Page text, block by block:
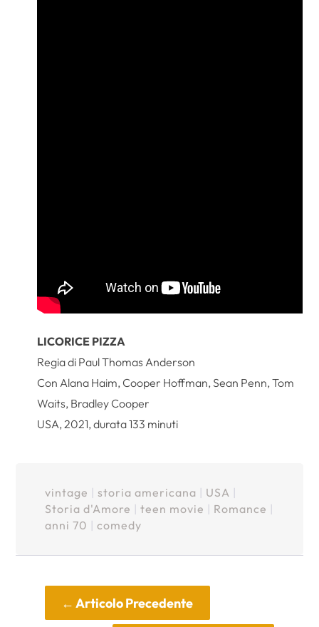
LICORICE PIZZA
Regia di Paul Thomas Anderson
Con Alana Haim, Cooper Hoffman, Sean Penn, Tom
Waits, Bradley Cooper
USA, 2021, durata 133 minuti
vintage storia americana USA
Storia d'Amore
teen movie Romance
anni 70
comedy
←Articolo Precedente